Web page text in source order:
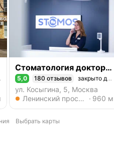
Стоматология доктора Осипова Стомос
Рейтинг 5,0 из 5
5,0 180 отзывов закрыто до 09:00
ул. Косыгина, 5, Москва
Метро Ленинский проспект
Ленинский проспект 960 м
Выбрать карты